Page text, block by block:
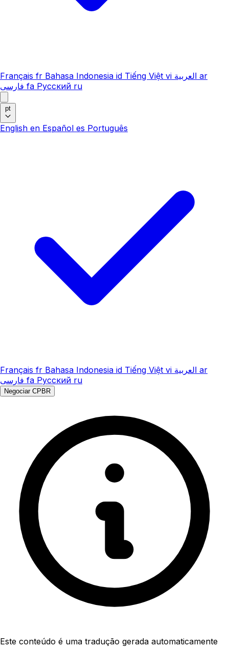
Français fr Bahasa Indonesia id Tiếng Việt vi العربية ar
فارسی fa Русский ru
pt
English en Español es Português
Français fr Bahasa Indonesia id Tiếng Việt vi العربية ar
فارسی fa Русский ru
Negociar CPBR
Este conteúdo é uma tradução gerada automaticamente